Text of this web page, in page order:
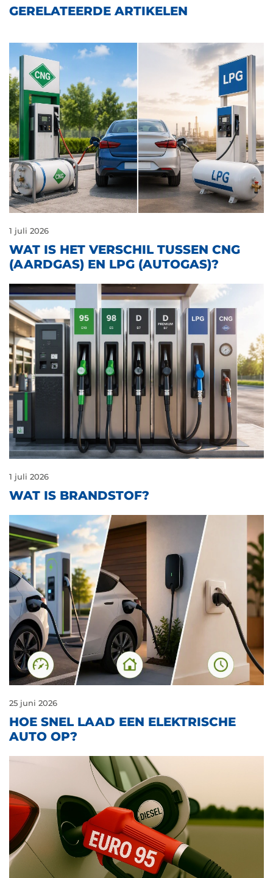
GERELATEERDE ARTIKELEN
1 juli 2026
WAT IS HET VERSCHIL TUSSEN CNG
(AARDGAS) EN LPG (AUTOGAS)?
1 juli 2026
WAT IS BRANDSTOF?
25 juni 2026
HOE SNEL LAAD EEN ELEKTRISCHE
AUTO OP?